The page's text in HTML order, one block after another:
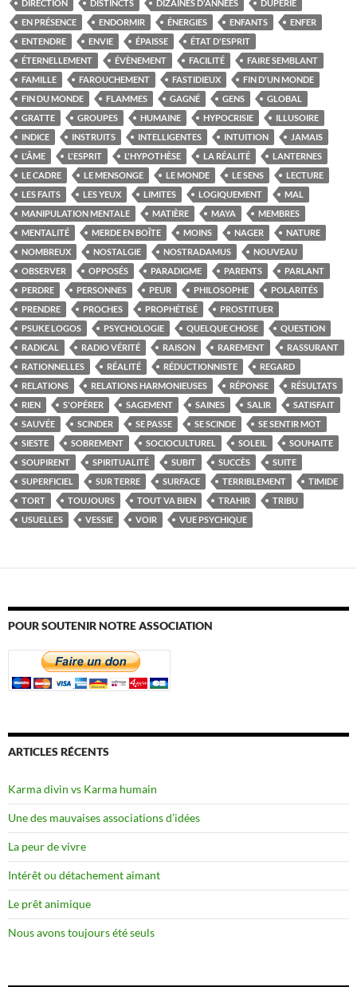
DIRECTION DISTINCTS DIZAINES D'ANNÉES
DUPERIE
EN PRÉSENCE
ENDORMIR ÉNERGIES ENFANTS
ENFER
ENTENDRE
ENVIE ÉPAISSE
ÉTAT D'ESPRIT
ÉTERNELLEMENT
ÉVÈNEMENT FACILITÉ
FAIRE SEMBLANT
FAMILLE
FAROUCHEMENT FASTIDIEUX
FIN D'UN MONDE
FIN DU MONDE
FLAMMES GAGNÉ GENS
GLOBAL
GRATTE
GROUPES HUMAINE HYPOCRISIE
ILLUSOIRE
INDICE
INSTRUITS INTELLIGENTES INTUITION
JAMAIS
L'ÂME
L'ESPRIT L'HYPOTHÈSE LA RÉALITÉ
LANTERNES
LE CADRE
LE MENSONGE LE MONDE LE SENS
LECTURE
LES FAITS
LES YEUX LIMITES LOGIQUEMENT
MAL
MANIPULATION MENTALE
MATIÈRE MAYA
MEMBRES
MENTALITÉ
MERDE EN BOÎTE MOINS NAGER
NATURE
NOMBREUX
NOSTALGIE NOSTRADAMUS
NOUVEAU
OBSERVER
OPPOSÉS PARADIGME PARENTS
PARLANT
PERDRE
PERSONNES PEUR PHILOSOPHE
POLARITÉS
PRENDRE
PROCHES PROPHÉTISÉ
PROSTITUER
PSUKE LOGOS
PSYCHOLOGIE QUELQUE CHOSE
QUESTION
RADICAL
RADIO VÉRITÉ RAISON RAREMENT
RASSURANT
RATIONNELLES
RÉALITÉ RÉDUCTIONNISTE
REGARD
RELATIONS
RELATIONS HARMONIEUSES RÉPONSE
RÉSULTATS
RIEN
S'OPÉRER SAGEMENT SAINES SALIR
SATISFAIT
SAUVÉE
SCINDER SE PASSE SE SCINDE
SE SENTIR MOT
SIESTE
SOBREMENT SOCIOCULTUREL SOLEIL
SOUHAITE
SOUPIRENT
SPIRITUALITÉ SUBIT SUCCÈS
SUITE
SUPERFICIEL
SUR TERRE SURFACE TERRIBLEMENT
TIMIDE
TORT
TOUJOURS TOUT VA BIEN TRAHIR
TRIBU
USUELLES
VESSIE VOIR VUE PSYCHIQUE
POUR SOUTENIR NOTRE ASSOCIATION
ARTICLES RÉCENTS
Karma divin vs Karma humain
Une des mauvaises associations d’idées
La peur de vivre
Intérêt ou détachement aimant
Le prêt animique
Nous avons toujours été seuls